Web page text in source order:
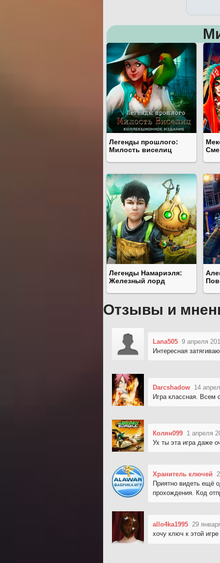
Легенды прошлого:
Милость виселиц
Легенды Намариэля:
Железный лорд
Отзывы и
Lana505 9 апреля
Интересная
Darcshadow 14
Игра классная. Всем
Колян099 1 апреля
Ух ты эта игра даже
Хранитель ключей
Приятно видеть ещё
прохождения. Код
allo4ka1995 29
хочу ключ к этой игре